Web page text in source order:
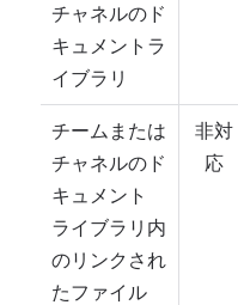
チャネルのド
キュメントラ
イブラリ
チームまたは
チャネルのド
キュメント
ライブラリ内
のリンクされ
たファイル
非対
応